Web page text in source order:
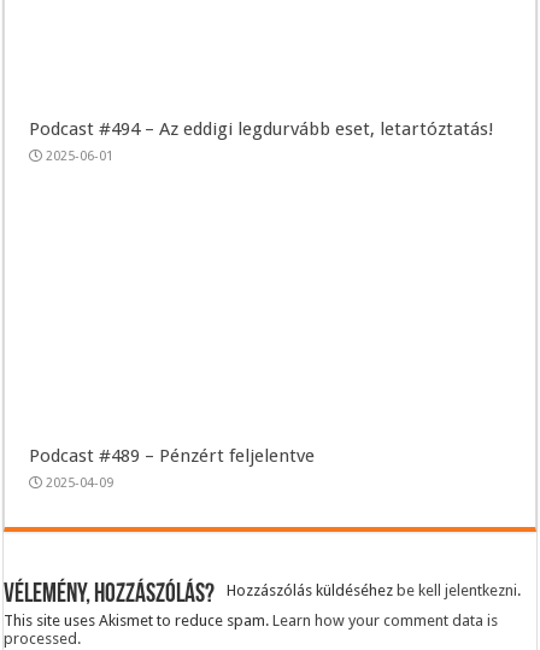
Podcast #494 – Az eddigi legdurvább eset, letartóztatás!
2025-06-01
Podcast #489 – Pénzért feljelentve
2025-04-09
Vélemény, hozzászólás? Hozzászólás küldéséhez be kell jelentkezni.
This site uses Akismet to reduce spam.Learn how your comment data is
processed.